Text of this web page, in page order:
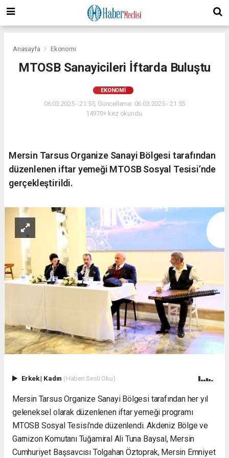
Anasayfa Ekonomi
MTOSB Sanayicileri İftarda Buluştu
EKONOMI
06.03.2025 - 21:55, Güncelleme: 06.03.2025 - 21:55
14970+ kez okundu.
Mersin Tarsus Organize Sanayi Bölgesi tarafından
düzenlenen iftar yemeği MTOSB Sosyal Tesisi’nde
gerçekleştirildi.
Erkek| Kadın (Haberi Sesli Oku)
Mersin Tarsus Organize Sanayi Bölgesi tarafından her yıl
geleneksel olarak düzenlenen iftar yemeği programı
MTOSB Sosyal Tesisi’nde düzenlendi. Akdeniz Bölge ve
Garnizon Komutanı Tuğamiral Ali Tuna Baysal, Mersin
Cumhuriyet Başsavcısı Tolgahan Öztoprak, Mersin Emniyet